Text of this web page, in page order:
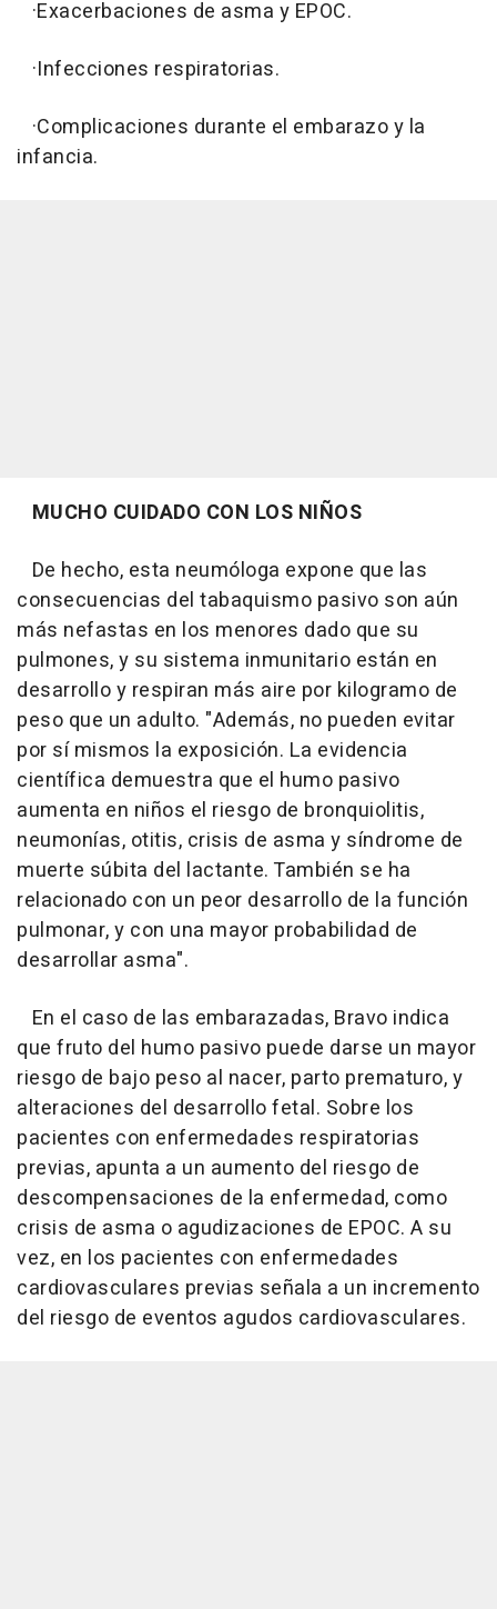
·Exacerbaciones de asma y EPOC.
·Infecciones respiratorias.
·Complicaciones durante el embarazo y la
infancia.
MUCHO CUIDADO CON LOS NIÑOS
De hecho, esta neumóloga expone que las
consecuencias del tabaquismo pasivo son aún
más nefastas en los menores dado que su
pulmones, y su sistema inmunitario están en
desarrollo y respiran más aire por kilogramo de
peso que un adulto. "Además, no pueden evitar
por sí mismos la exposición. La evidencia
científica demuestra que el humo pasivo
aumenta en niños el riesgo de bronquiolitis,
neumonías, otitis, crisis de asma y síndrome de
muerte súbita del lactante. También se ha
relacionado con un peor desarrollo de la función
pulmonar, y con una mayor probabilidad de
desarrollar asma".
En el caso de las embarazadas, Bravo indica
que fruto del humo pasivo puede darse un mayor
riesgo de bajo peso al nacer, parto prematuro, y
alteraciones del desarrollo fetal. Sobre los
pacientes con enfermedades respiratorias
previas, apunta a un aumento del riesgo de
descompensaciones de la enfermedad, como
crisis de asma o agudizaciones de EPOC. A su
vez, en los pacientes con enfermedades
cardiovasculares previas señala a un incremento
del riesgo de eventos agudos cardiovasculares.